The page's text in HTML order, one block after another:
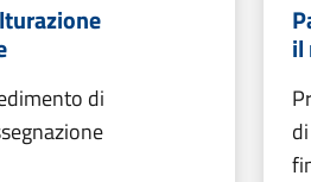
di
il